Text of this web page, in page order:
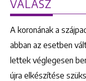
VÁLASZ
A koronának a
abban az esetben
lettek véglegesen
újra elkészítése